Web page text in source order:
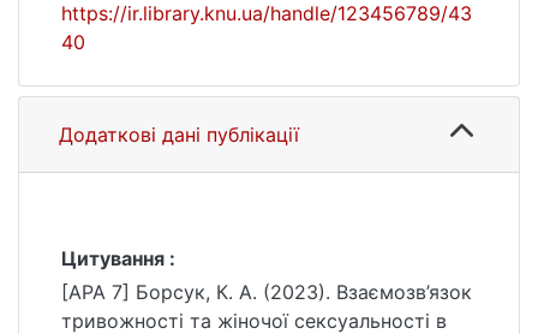
https://ir.library.knu.ua/handle/123456789/43
40
Додаткові дані публікації
Цитування :
[APA 7] Борсук, К. А. (2023). Взаємозв’язок
тривожності та жіночої сексуальності в